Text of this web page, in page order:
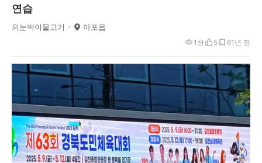
연습
외눈박이물고기 아포읍
1년 전
1천 5 6